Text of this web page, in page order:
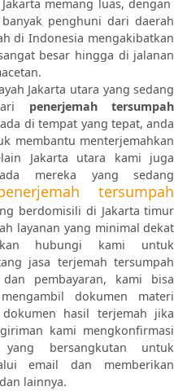
memang luas, dengan
penghuni dari daerah
di Indonesia mengakibatkan
besar hingga di jalanan
Jakarta utara yang sedang
penerjemah tersumpah
di tempat yang tepat, anda
membantu menterjemahkan
Jakarta utara kami juga
mereka yang sedang
tersumpah
berdomisili di Jakarta timur
layanan yang minimal dekat
hubungi kami untuk
jasa terjemah tersumpah
pembayaran, kami bisa
dokumen materi
hasil terjemah jika
kami mengkonfirmasi
bersangkutan untuk
email dan memberikan
lainnya.